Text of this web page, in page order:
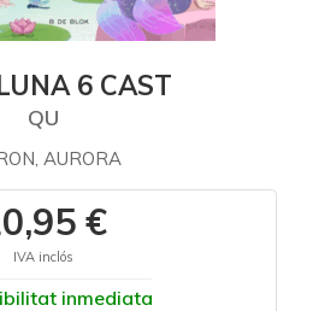
6 CAST
QU
AURORA
€
IVA inclós
inmediata